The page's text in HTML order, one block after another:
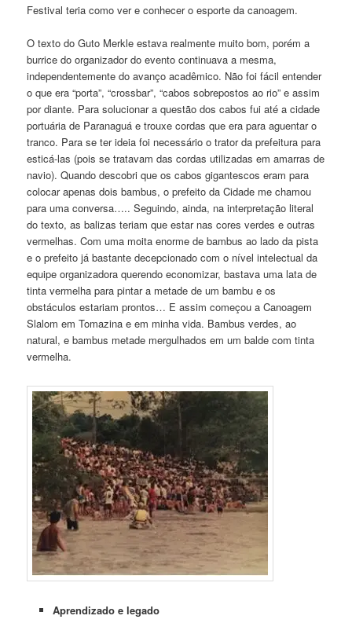
Festival teria como ver e conhecer o esporte da canoagem.
O texto do Guto Merkle estava realmente muito bom, porém a
burrice do organizador do evento continuava a mesma,
independentemente do avanço acadêmico. Não foi fácil entender
o que era “porta”, “crossbar”, “cabos sobrepostos ao rio” e assim
por diante. Para solucionar a questão dos cabos fui até a cidade
portuária de Paranaguá e trouxe cordas que era para aguentar o
tranco. Para se ter ideia foi necessário o trator da prefeitura para
esticá-las (pois se tratavam das cordas utilizadas em amarras de
navio). Quando descobri que os cabos gigantescos eram para
colocar apenas dois bambus, o prefeito da Cidade me chamou
para uma conversa….. Seguindo, ainda, na interpretação literal
do texto, as balizas teriam que estar nas cores verdes e outras
vermelhas. Com uma moita enorme de bambus ao lado da pista
e o prefeito já bastante decepcionado com o nível intelectual da
equipe organizadora querendo economizar, bastava uma lata de
tinta vermelha para pintar a metade de um bambu e os
obstáculos estariam prontos… E assim começou a Canoagem
Slalom em Tomazina e em minha vida. Bambus verdes, ao
natural, e bambus metade mergulhados em um balde com tinta
vermelha.
Aprendizado e legado